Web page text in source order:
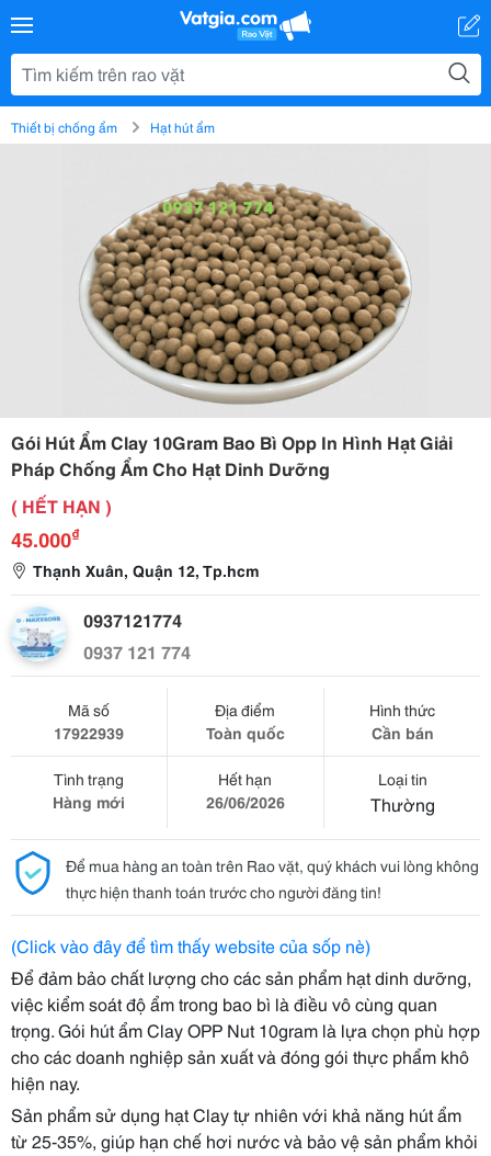
Thiết bị chống ẩm Hạt hút ẩm
Gói Hút Ẩm Clay 10Gram Bao Bì Opp In Hình Hạt Giải
Pháp Chống Ẩm Cho Hạt Dinh Dưỡng
( HẾT HẠN )
45.000₫
Thạnh Xuân, Quận 12, Tp.hcm
0937121774
0937 121 774
Mã số
17922939
Địa điểm
Toàn quốc
Hình thức
Cần bán
Tình trạng
Hàng mới
Hết hạn
26/06/2026
Loại tin
Thường
Để mua hàng an toàn trên Rao vặt, quý khách vui lòng không
thực hiện thanh toán trước cho người đăng tin!
(Click vào đây để tìm thấy website của sốp nè)
Để đảm bảo chất lượng cho các sản phẩm hạt dinh dưỡng,
việc kiểm soát độ ẩm trong bao bì là điều vô cùng quan
trọng. Gói hút ẩm Clay OPP Nut 10gram là lựa chọn phù hợp
cho các doanh nghiệp sản xuất và đóng gói thực phẩm khô
hiện nay.
Sản phẩm sử dụng hạt Clay tự nhiên với khả năng hút ẩm
từ 25-35%, giúp hạn chế hơi nước và bảo vệ sản phẩm khỏi